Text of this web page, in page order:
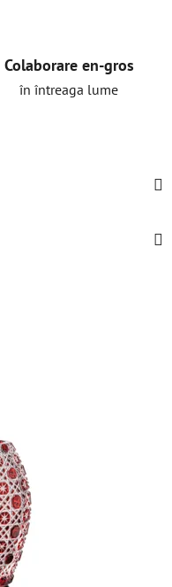
Colaborare en-gros
în întreaga lume